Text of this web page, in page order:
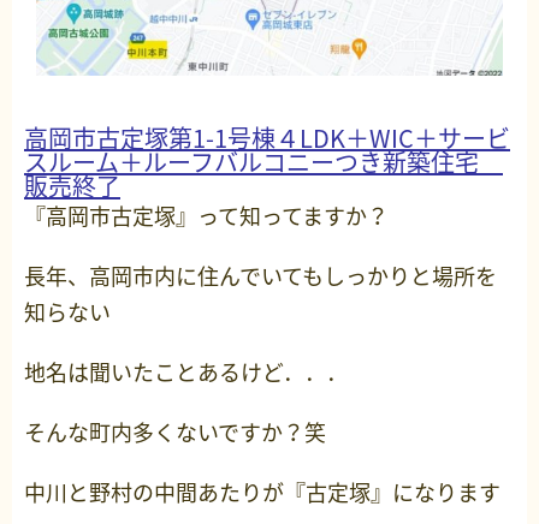
高岡市古定塚第1-1号棟４LDK＋WIC＋サービ
スルーム＋ルーフバルコニーつき新築住宅
販売終了
『高岡市古定塚』って知ってますか？
長年、高岡市内に住んでいてもしっかりと場所を
知らない
地名は聞いたことあるけど．．．
そんな町内多くないですか？笑
中川と野村の中間あたりが『古定塚』になります